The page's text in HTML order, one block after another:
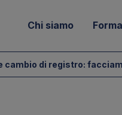
Chi siamo
cambio di registro: